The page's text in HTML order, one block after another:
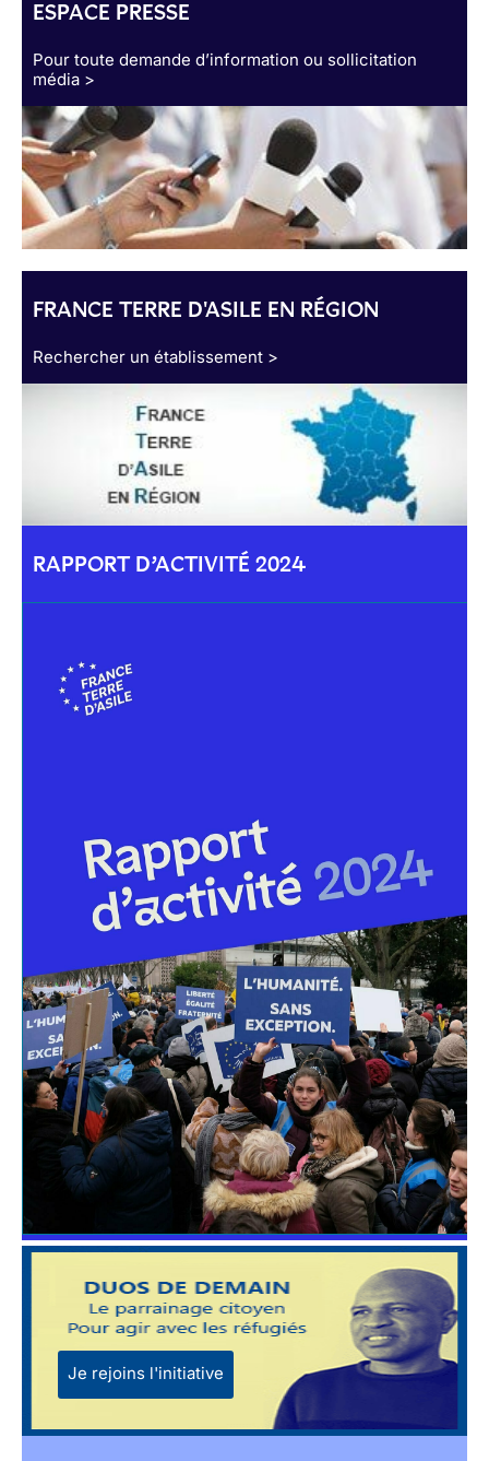
ESPACE PRESSE
Pour toute demande d’information ou sollicitation
média >
FRANCE TERRE D'ASILE EN RÉGION
Rechercher un établissement >
RAPPORT D’ACTIVITÉ 2024
Je rejoins l'initiative